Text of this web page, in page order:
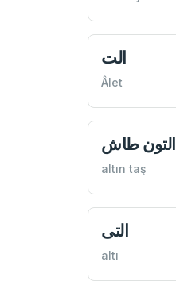
الت
Âlet
التون طاش
altın taş
التی
altı